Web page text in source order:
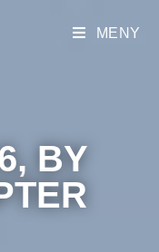
MENY
BY